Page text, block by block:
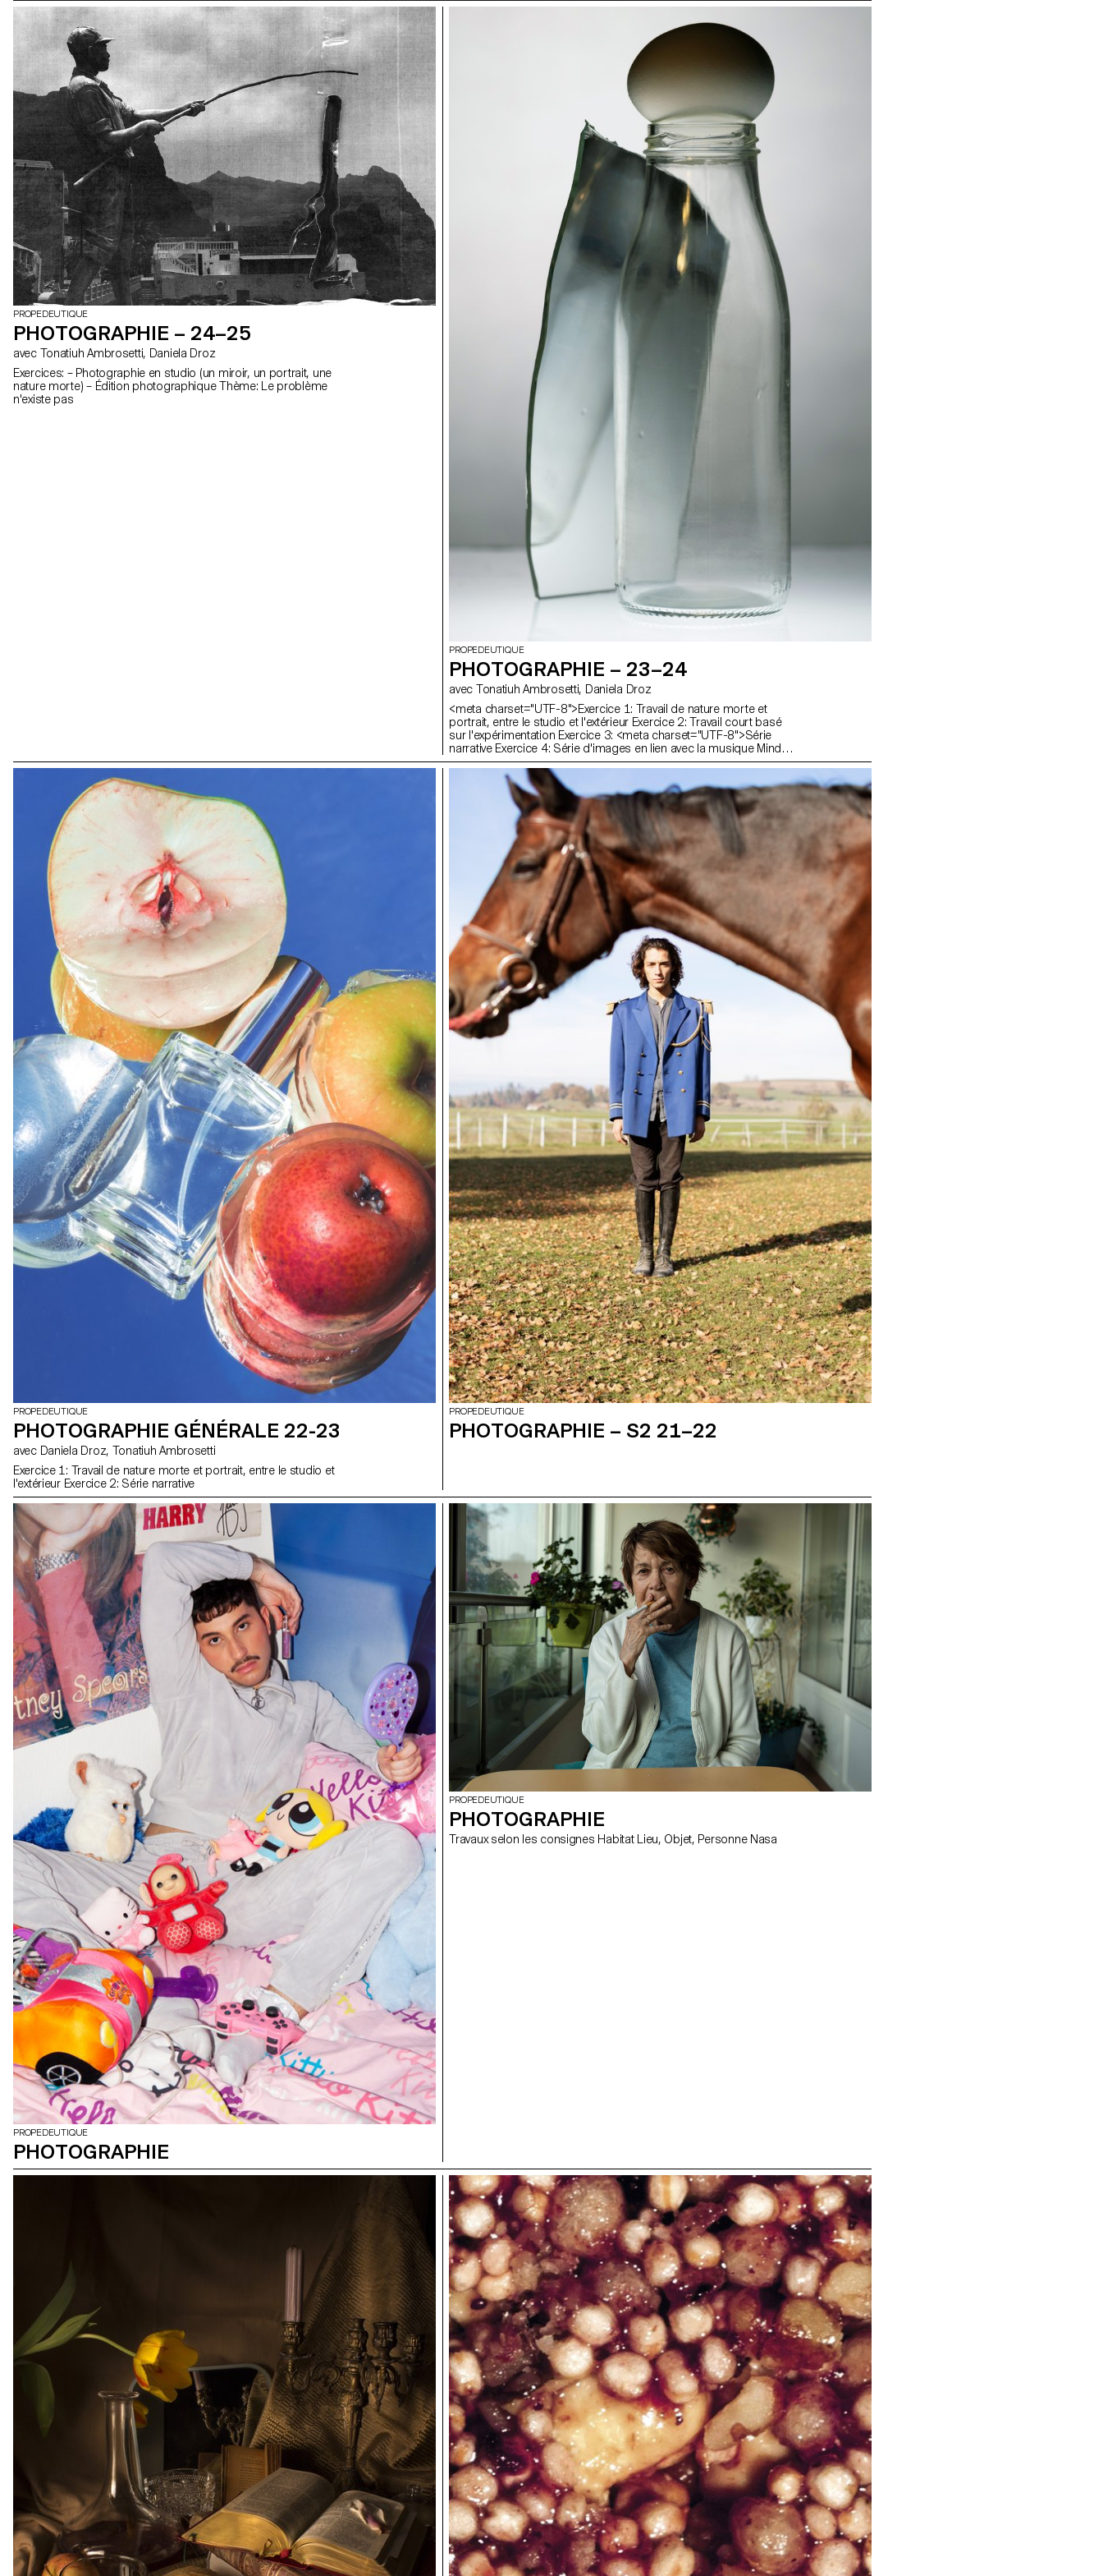
PROPEDEUTIQUE
PHOTOGRAPHIE – 24–25
avec Tonatiuh Ambrosetti, Daniela Droz
Exercices: – Photographie en studio (un miroir, un portrait, une
nature morte) – Édition photographique Thème: Le problème
n'existe pas
PROPEDEUTIQUE
PHOTOGRAPHIE – 23–24
avec Tonatiuh Ambrosetti, Daniela Droz
<meta charset="UTF-8">Exercice 1: Travail de nature morte et
portrait, entre le studio et l'extérieur Exercice 2: Travail court basé
sur l'expérimentation Exercice 3: <meta charset="UTF-8">Série
narrative Exercice 4: Série d'images en lien avec la musique Mind if
I stay de Kadebostany
PROPEDEUTIQUE
PHOTOGRAPHIE GÉNÉRALE 22-23
avec Daniela Droz, Tonatiuh Ambrosetti
Exercice 1: Travail de nature morte et portrait, entre le studio et
l'extérieur Exercice 2: Série narrative
PROPEDEUTIQUE
PHOTOGRAPHIE – S2 21–22
PROPEDEUTIQUE
PHOTOGRAPHIE
PROPEDEUTIQUE
PHOTOGRAPHIE
Travaux selon les consignes Habitat Lieu, Objet, Personne Nasa